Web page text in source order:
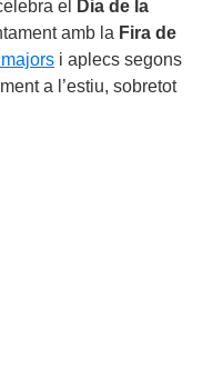
el
Dia de la
amb la Fira de
i aplecs segons
a l’estiu, sobretot